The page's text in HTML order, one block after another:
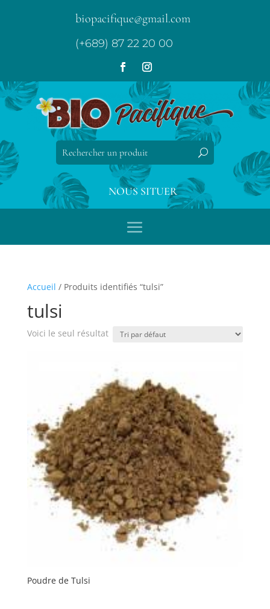
biopacifique@gmail.com
(+689) 87 22 20 00
NOUS SITUER
Accueil / Produits identifiés “tulsi”
tulsi
Voici le seul résultat
Poudre de Tulsi